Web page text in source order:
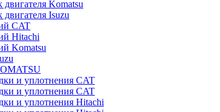
Komatsu
Isuzu
CAT
Hitachi
Komatsu
и уплотнения CAT
и уплотнения CAT
и уплотнения Hitachi